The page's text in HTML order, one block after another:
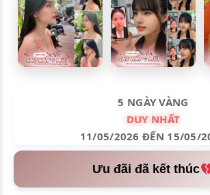
5 NGÀY VÀNG
DUY NHẤT
11/05/2026 ĐẾN 15/05/
Ưu đãi đã kết thúc